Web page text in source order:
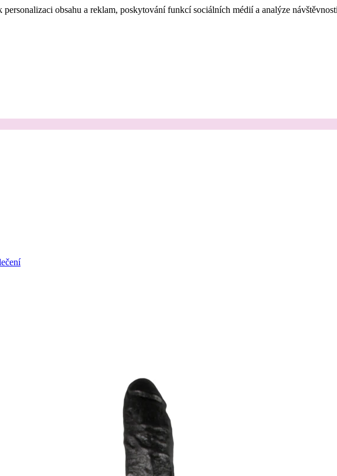
personalizaci obsahu a reklam, poskytování funkcí sociálních médií a analýze